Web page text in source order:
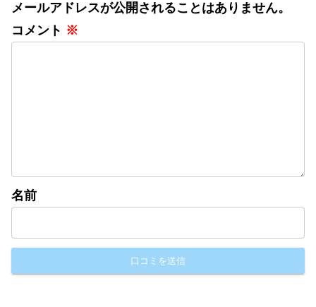
メールアドレスが公開されることはありません。
コメント ※
名前